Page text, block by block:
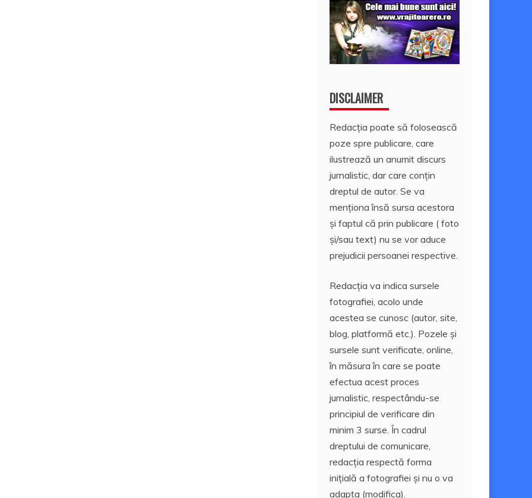
DISCLAIMER
Redacția poate să folosească
poze spre publicare, care
ilustrează un anumit discurs
jurnalistic, dar care conțin
dreptul de autor. Se va
menționa însă sursa acestora
și faptul că prin publicare ( foto
și/sau text) nu se vor aduce
prejudicii persoanei respective.
Redacția va indica sursele
fotografiei, acolo unde
acestea se cunosc (autor, site,
blog, platformă etc.). Pozele și
sursele sunt verificate, online,
în măsura în care se poate
efectua acest proces
jurnalistic, respectându-se
principiul de verificare din
minim 3 surse. În cadrul
dreptului de comunicare,
redacția respectă forma
inițială a fotografiei și nu o va
adapta (modifica).